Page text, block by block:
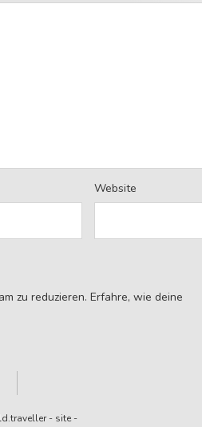
Website
zu reduzieren. Erfahre, wie deine
- site-